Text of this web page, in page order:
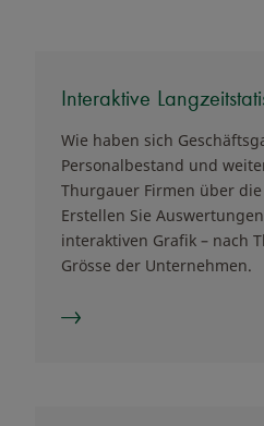
Interaktive
Wie haben sich
Personalbestand und
Thurgauer Firmen über die
Erstellen Sie
interaktiven Grafik – nach
Grösse der Unternehmen.